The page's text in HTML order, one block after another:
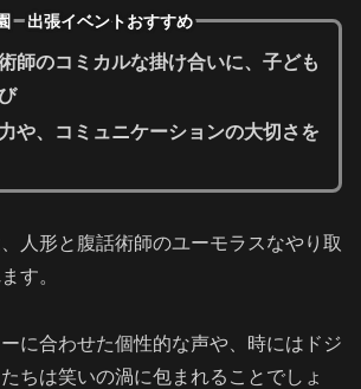
出張イベントおすすめ
師のコミカルな掛け合いに、子ども
や、コミュニケーションの大切さを
人形と腹話術師のユーモラスなやり取
す。
に合わせた個性的な声や、時にはドジ
ちは笑いの渦に包まれることでしょ